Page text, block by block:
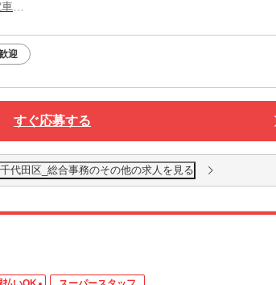
迎
すぐ応募する
代田区_総合事務のその他の求人を見る